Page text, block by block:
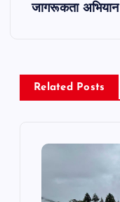
जागरूकता अभियान
Related Posts